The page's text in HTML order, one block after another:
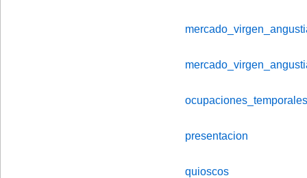
presentacion
quioscos